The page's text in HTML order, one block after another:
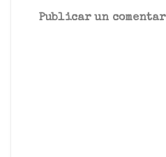
Publicar un